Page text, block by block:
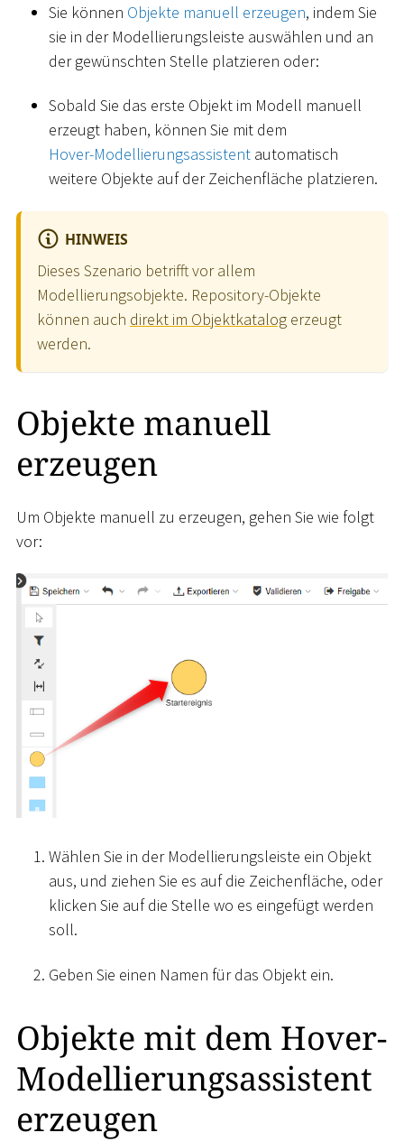
Sie können Objekte manuell erzeugen, indem Sie
sie in der Modellierungsleiste auswählen und an
der gewünschten Stelle platzieren oder:
Sobald Sie das erste Objekt im Modell manuell
erzeugt haben, können Sie mit dem
Hover-Modellierungsassistent automatisch
weitere Objekte auf der Zeichenfläche platzieren.
HINWEIS
Dieses Szenario betrifft vor allem
Modellierungsobjekte. Repository-Objekte
können auch direkt im Objektkatalog erzeugt
werden.
Objekte manuell
erzeugen
Um Objekte manuell zu erzeugen, gehen Sie wie folgt
vor:
Wählen Sie in der Modellierungsleiste ein Objekt
aus, und ziehen Sie es auf die Zeichenfläche, oder
klicken Sie auf die Stelle wo es eingefügt werden
soll.
Geben Sie einen Namen für das Objekt ein.
Objekte mit dem Hover-
Modellierungsassistent
erzeugen